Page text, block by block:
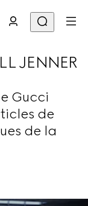
JENNER
Gucci
de
de la